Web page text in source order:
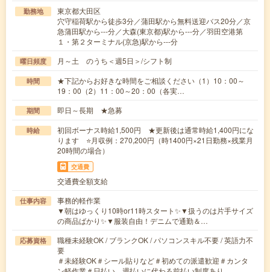
勤務地
東京都大田区
穴守稲荷駅から徒歩3分／蒲田駅から無料送迎バス20分／京
急蒲田駅から---分／大森(東京都)駅から---分／羽田空港第
１・第２ターミナル(京急)駅から---分
曜日頻度 月～土 のうち＜週5日＞/シフト制
時間
★下記からお好きな時間をご相談ください（1）10：00～
19：00（2）11：00～20：00（各実…
期間 即日～長期 ★急募
時給
初回ボーナス時給1,500円 ★更新後は通常時給1,400円にな
ります ⭐月収例：270,200円（時1400円×21日勤務×残業月
20時間の場合）
交通費
交通費全額支給
仕事内容
事務的軽作業
▼朝はゆっくり10時or11時スタート✨▼扱うのは片手サイズ
の商品ばかり✨▼服装自由！デニムで通勤＆…
応募資格
職種未経験OK / ブランクOK / パソコンスキル不要 / 英語力不
要
＃未経験OK＃シール貼りなど＃初めての派遣歓迎＃カンタ